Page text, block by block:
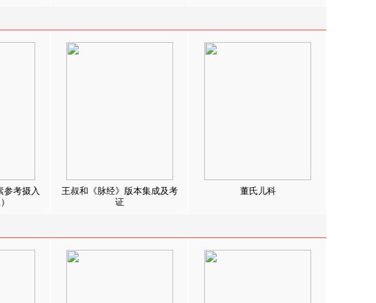
参考摄入
王叔和《脉经》版本集成及考
证
董氏儿科